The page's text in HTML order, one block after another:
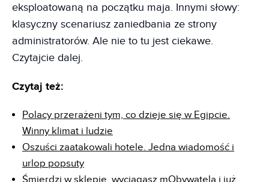
eksploatowaną na początku maja. Innymi słowy:
klasyczny scenariusz zaniedbania ze strony
administratorów. Ale nie to tu jest ciekawe.
Czytajcie dalej.
Czytaj też:
Polacy przerażeni tym, co dzieje się w Egipcie.
Winny klimat i ludzie
Oszuści zaatakowali hotele. Jedna wiadomość i
urlop popsuty
Śmierdzi w sklepie, wyciągasz mObywatela i już